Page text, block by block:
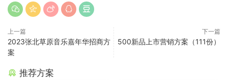
上一篇
2023张北草原音乐嘉年华招商方
案
下一篇
500新品上市营销方案（111份）
推荐方案